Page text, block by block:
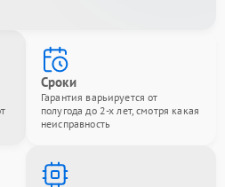
Сроки
Гарантия варьируется от
полугода до 2-х лет, смотря какая
неисправность